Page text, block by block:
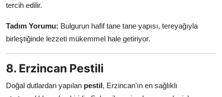
tercih edilir.
Tadım Yorumu: Bulgurun hafif tane tane yapısı, tereyağıyla
birleştiğinde lezzeti mükemmel hale getiriyor.
8. Erzincan Pestili
Doğal dutlardan yapılan pestil, Erzincan’ın en sağlıklı